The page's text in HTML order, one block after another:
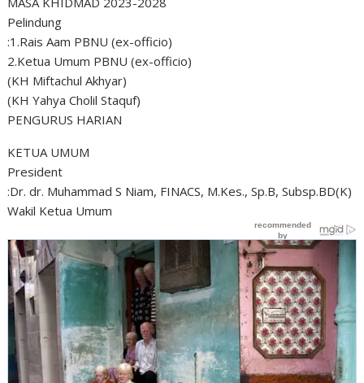
Pelindung
:1.Rais Aam PBNU (ex-officio)
2.Ketua Umum PBNU (ex-officio)
(KH Miftachul Akhyar)
(KH Yahya Cholil Staquf)
PENGURUS HARIAN
KETUA UMUM
President
:Dr. dr. Muhammad S Niam, FINACS, M.Kes., Sp.B, Subsp.BD(K)
Wakil Ketua Umum